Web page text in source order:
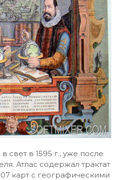
свет в 1595 г., уже после
Атлас содержал трактат
карт с географическими